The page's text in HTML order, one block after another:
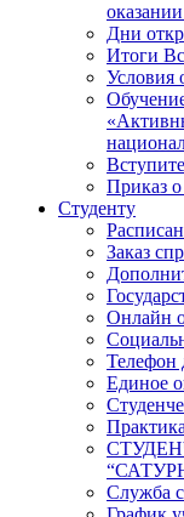
Дни
Итоги
Условия
Приказ о
Студенту
Заказ
Онлайн
Телефон
Единое
Практика
Служба